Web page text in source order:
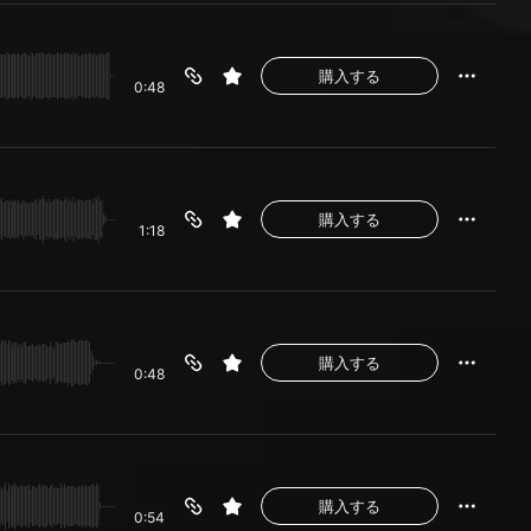
0:48
購入する
1:18
購入する
0:48
購入する
0:54
購入する